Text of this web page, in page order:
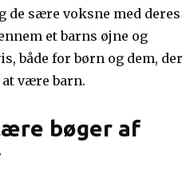
de sære voksne med deres
et barns øjne og
både for børn og dem, der
være barn.
bøger af